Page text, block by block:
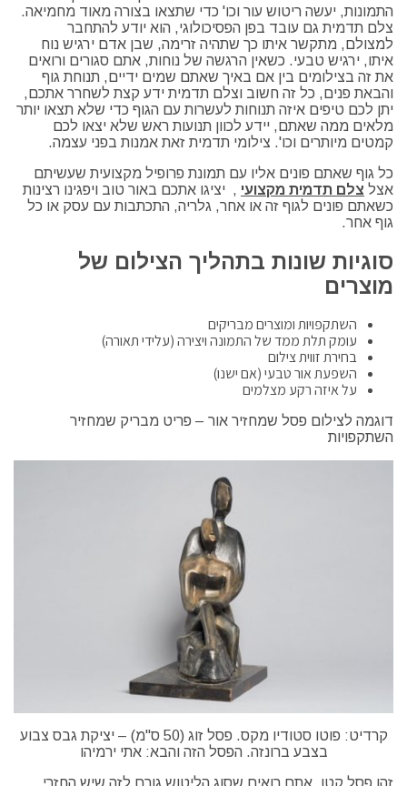
התמונות, יעשה ריטוש עור וכו' כדי שתצאו בצורה מאוד מחמיאה.
צלם תדמית גם עובד בפן הפסיכולוגי, הוא יודע להתחבר
למצולם, מתקשר איתו כך שתהיה זרימה, שבן אדם ירגיש נוח
איתו, ירגיש טבעי. כשאין הרגשה של נוחות, אתם סגורים ורואים
את זה בצילומים בין אם באיך שאתם שמים ידיים, תנוחת גוף
והבאת פנים, כל זה חשוב וצלם תדמית ידע קצת לשחרר אתכם,
יתן לכם טיפים איזה תנוחות לעשרות עם הגוף כדי שלא תצאו יותר
מלאים ממה שאתם, יידע לכוון תנועות ראש שלא יצאו לכם
קמטים מיותרים וכו'. צילומי תדמית זאת אמנות בפני עצמה.
כל גוף שאתם פונים אליו עם תמונת פרופיל מקצועית שעשיתם
אצל צלם תדמית מקצועי , יציגו אתכם באור טוב ויפגינו רצינות
כשאתם פונים לגוף זה או אחר, גלריה, התכתבות עם עסק או כל
גוף אחר.
סוגיות שונות בתהליך הצילום של
מוצרים
השתקפויות ומוצרים מבריקים
עומק תלת ממד של התמונה ויצירה (עלידי תאורה)
בחירת זווית צילום
השפעת אור טבעי (אם ישנו)
על איזה רקע מצלמים
דוגמה לצילום פסל שמחזיר אור – פריט מבריק שמחזיר
השתקפויות
קרדיט: פוטו סטודיו מקס. פסל זוג (50 ס"מ) – יציקת גבס צבוע
בצבע ברונזה. הפסל הזה והבא: אתי ירמיהו